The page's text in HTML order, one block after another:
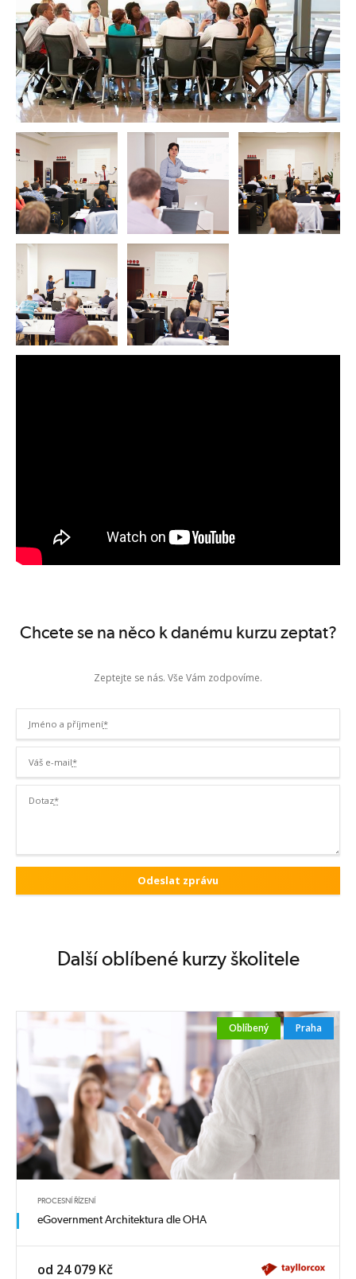
2.den.
09:00 - 17:00
Vztah mezi koncepty
Rozšíření
Implementace a migrace
Certifikace
Cíle kurzu - Co vás kurz naučí
Naučíte se terminologii, která je pro modelování EA klíčová
Vyzkoušíte si nástroje pro podporu analýzy a modelování
architektury
Využijete ArchiMate® 3 v návaznosti na the TOGAF Architecture
Development Method (ADM)
Osvojíte si zásady the ArchiMate framework (aplikování konceptů,
vrstev, přizpůsobení, řízení projektů)
ArchiMate® 3 Foundation certifikace Záverečná certifikační zkouška je
zaměřena na prokázání schopností modelovat Enterprise Architekturu v
jazyce ArchiMate® 3.
Právě proto je důležité se připravit na kurz u TAYLLORCOX,
akreditované vzdělávací organizace (The Open Group) a certifikačního
orgánu přes Enterprise Architecture (ISO/IEC 42010).
Chcete se na něco k danému kurzu zeptat?
Zeptejte se nás. Vše Vám zodpovíme.
Jméno a příjmení*
Váš e-mail*
Dotaz*
Další oblíbené kurzy školitele
Oblíbený Praha
PROCESNÍ ŘÍZENÍ
eGovernment Architektura dle OHA
od 24 079 Kč